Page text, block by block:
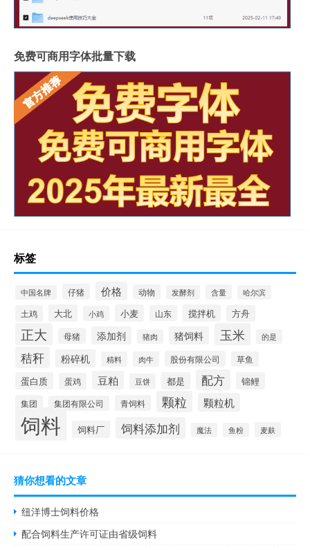
免费可商用字体批量下载
标签
中国名牌 仔猪 价格 动物 发酵剂 含量 哈尔滨
土鸡 大北 小鸡 小麦 山东 搅拌机 方舟
正大 母猪 添加剂 猪肉 猪饲料 玉米 的是
秸秆 粉碎机 精料 肉牛 股份有限公司 草鱼
蛋白质 蛋鸡 豆粕 豆饼 都是 配方 锦鲤
集团 集团有限公司 青饲料 颗粒 颗粒机
饲料 饲料厂 饲料添加剂 魔法 鱼粉 麦麸
猜你想看的文章
纽洋博士饲料价格
配合饲料生产许可证由省级饲料